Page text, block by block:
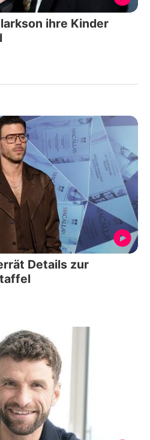
ihre Kinder
Details zur